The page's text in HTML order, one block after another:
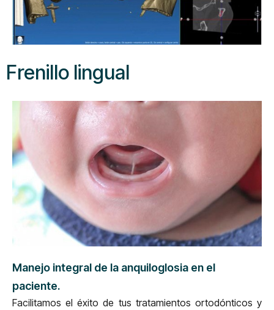
Frenillo lingual
Manejo integral de la anquiloglosia en el
paciente.
Facilitamos el éxito de tus tratamientos ortodónticos y